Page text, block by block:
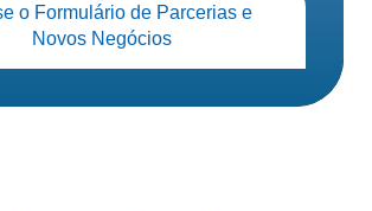
o Formulário de Parcerias e
Novos Negócios